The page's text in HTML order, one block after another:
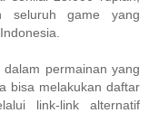
seluruh game yang
permainan yang
bisa melakukan daftar
link-link alternatif